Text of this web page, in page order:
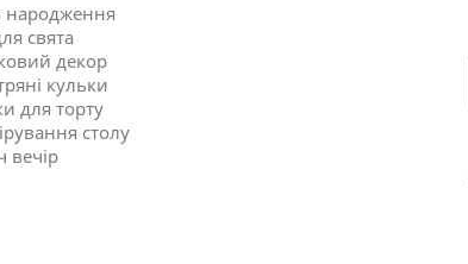
народження
свята
декор
кульки
для торту
столу
вечір